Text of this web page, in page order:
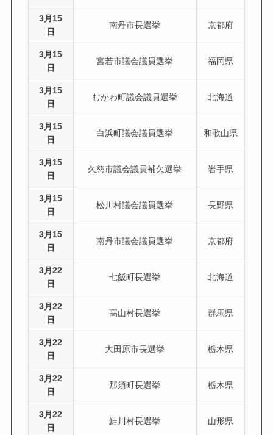
3月15
日
南丹市長選挙 京都府
3月15
日
宮若市議会議員選挙 福岡県
3月15
日
むかわ町議会議員選挙 北海道
3月15
日
白浜町議会議員選挙 和歌山県
3月15
日
久慈市議会議員補欠選挙 岩手県
3月15
日
松川村議会議員選挙 長野県
3月15
日
南丹市議会議員選挙 京都府
3月22
日
七飯町長選挙 北海道
3月22
日
高山村長選挙 群馬県
3月22
日
大田原市長選挙 栃木県
3月22
日
那須町長選挙 栃木県
3月22
日
鮭川村長選挙 山形県